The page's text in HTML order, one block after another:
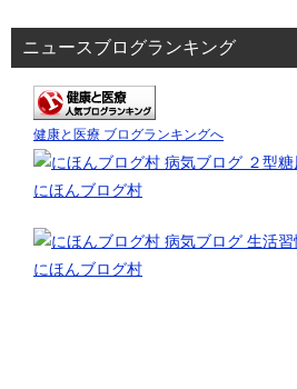
ニュースブログランキング
健康と医療 ブログランキングへ
にほんブログ村
にほんブログ村